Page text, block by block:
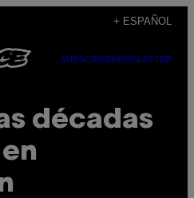
+ ESPAÑOL
SUBSCRIBENEWSLETTER
décadas